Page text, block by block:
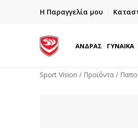
Η Παραγγελία μου
ΓΡΗΓΟΡΟΤΕΡΗ
ΑΝΔΡΑΣ ΓΥΝΑΙΚΑ
Sport Vision Προϊόντα